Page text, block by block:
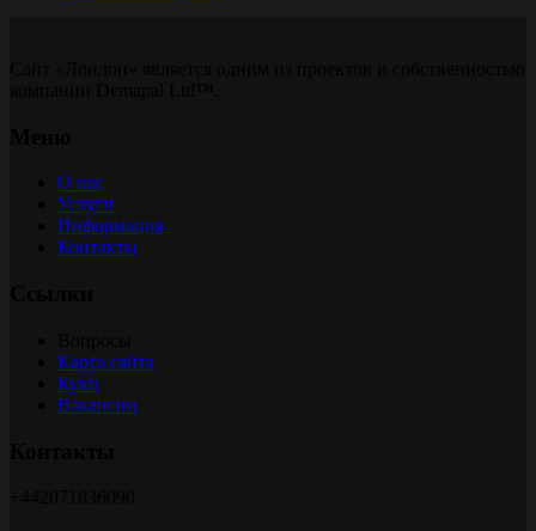
О нас
Услуги
Информация
Контакты
Карта сайта
Куки
Вакансии